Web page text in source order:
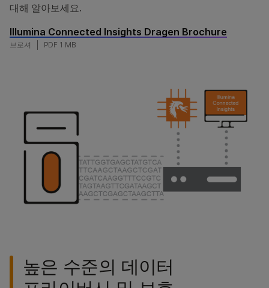
대해 알아보세요.
Illumina Connected Insights Dragen Brochure
브로셔 PDF 1 MB
높은 수준의 데이터